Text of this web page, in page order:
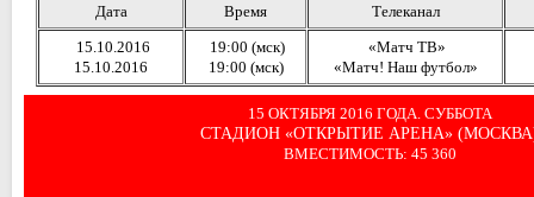
Дата Время
Телеканал
15.10.2016
15.10.2016
19:00 (мск)
19:00 (мск)
«Матч ТВ»
«Матч! Наш футбол»
15 ОКТЯБРЯ 2016 ГОДА. СУББОТА
СТАДИОН «ОТКРЫТИЕ АРЕНА»
ВМЕСТИМОСТЬ: 45 360